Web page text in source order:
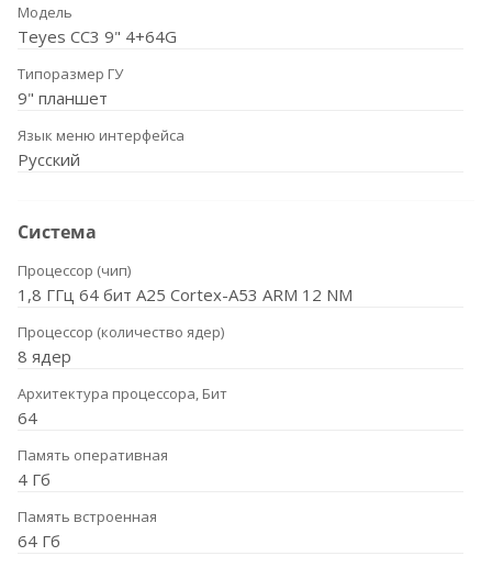
Модель
Teyes CC3 9" 4+64G
Типоразмер ГУ
9" планшет
Язык меню интерфейса
Русский
Система
Процессор (чип)
1,8 ГГц 64 бит A25 Cortex-A53 ARM 12 NM
Процессор (количество ядер)
8 ядер
Архитектура процессора, Бит
64
Память оперативная
4 Гб
Память встроенная
64 Гб